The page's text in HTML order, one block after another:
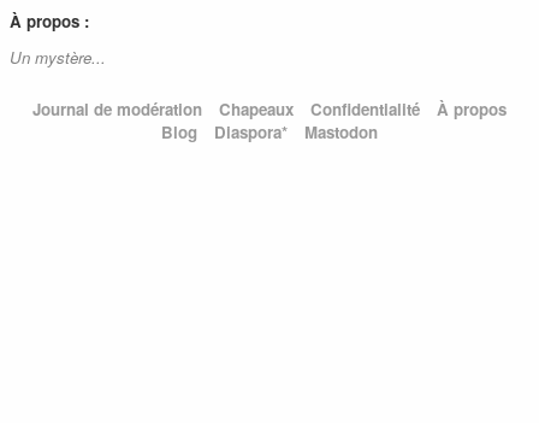
À propos :
Un mystère...
Journal de modération Chapeaux Confidentialité
À propos
Blog
Diaspora* Mastodon